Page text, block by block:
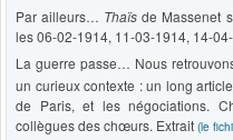
Par ailleurs… Thaïs de Massenet
les 06-02-1914, 11-03-1914, 14-
La guerre passe… Nous
un curieux contexte : un long article
de Paris, et les négociations.
collègues des chœurs. Extrait (le